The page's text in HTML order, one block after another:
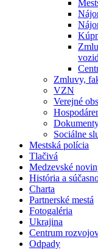
Zmluvy,
VZN
Verejné
Sociálne
Mestská polícia
Tlačivá
Medzevské
História a
Charta
Partnerské mestá
Fotogaléria
Ukrajina
Centrum
Odpady